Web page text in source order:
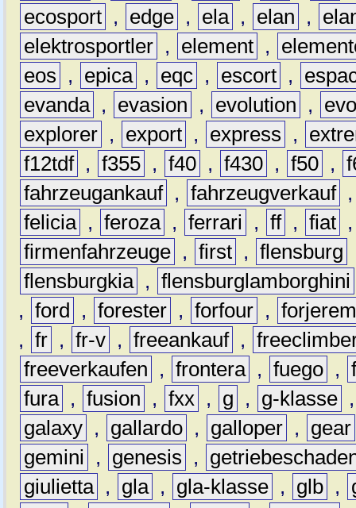
ecosport , edge , ela , elan ,
elektrosportler , element ,
eos
, epica , eqc , escort ,
evanda , evasion , evolution ,
explorer , export , express ,
f12tdf , f355 , f40 , f430 , f50 ,
fahrzeugankauf , fahrzeugverkauf
felicia , feroza , ferrari , ff , fiat
firmenfahrzeuge , first , flensburg
flensburgkia , flensburglamborghini
, ford , forester , forfour ,
, fr , fr-v , freeankauf ,
freeverkaufen
, frontera , fuego ,
fura , fusion , fxx , g , g-klasse
galaxy , gallardo , galloper ,
gear
gemini
, genesis ,
giulietta , gla , gla-klasse , glb ,